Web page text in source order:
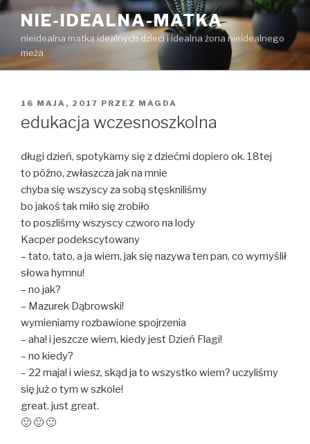
Przejdź
treści
NIE-IDEALNA-MATKA
nieidealna matka idealnych dzieci i idealna żona nieidealnego
meża
OPUBLIKOWANE
16 MAJA, 2017 PRZEZ MAGDA
edukacja wczesnoszkolna
długi dzień, spotykamy się z dziećmi dopiero ok. 18tej
to późno, zwłaszcza jak na mnie
chyba się wszyscy za sobą stęskniliśmy
bo jakoś tak miło się zrobiło
to poszliśmy wszyscy czworo na lody
Kacper podekscytowany
– tato, tato, a ja wiem, jak się nazywa ten pan, co wymyślił
słowa hymnu!
– no jak?
– Mazurek Dąbrowski!
wymieniamy rozbawione spojrzenia
– aha! i jeszcze wiem, kiedy jest Dzień Flagi!
– no kiedy?
– 22 maja! i wiesz, skąd ja to wszystko wiem? uczyliśmy
się już o tym w szkole!
great. just great.
🙂 🙂 🙂